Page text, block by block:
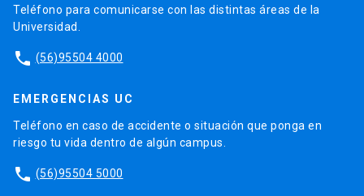
Teléfono para comunicarse con las distintas áreas de la
Universidad.
phone (56)95504 4000
EMERGENCIAS UC
Teléfono en caso de accidente o situación que ponga en
riesgo tu vida dentro de algún campus.
phone (56)95504 5000